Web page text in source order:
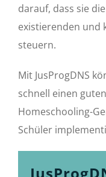
darauf, dass sie
existierenden und
steuern.
Mit JusProgDNS
schnell einen
Homeschooling-
Schüler